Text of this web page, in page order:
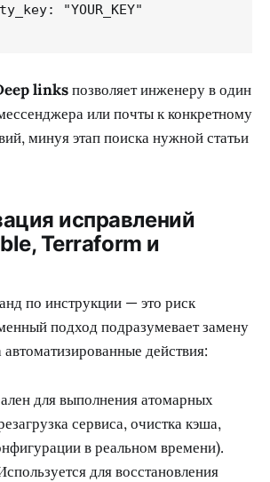
"YOUR_KEY"
linksпозволяет инженеру в один
или почты к конкретному
минуя этап поиска нужной статьи
исправлений
Terraform и
по инструкции — это риск
подход подразумевает замену
действия:
для выполнения атомарных
сервиса, очистка кэша,
в реальном времени).
для восстановления